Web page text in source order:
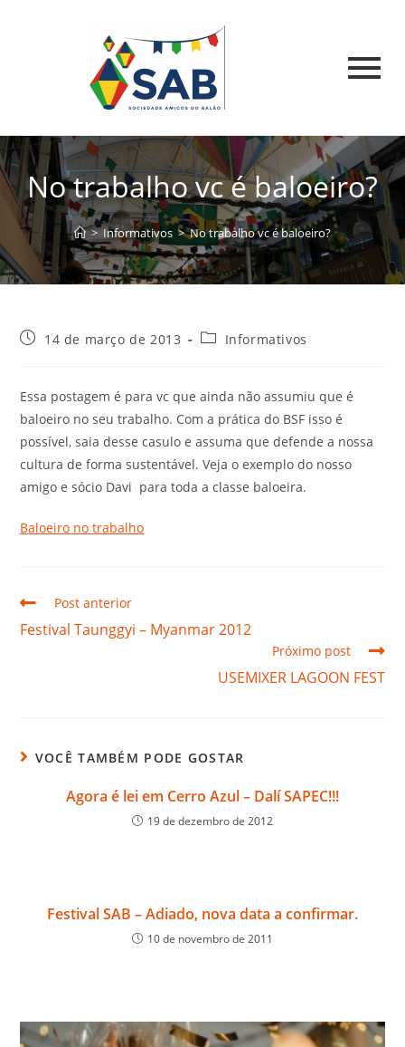
No trabalho vc é baloeiro?
> Informativos > No trabalho vc é baloeiro?
14 de março de 2013 Informativos
Essa postagem é para vc que ainda não assumiu que é
baloeiro no seu trabalho. Com a prática do BSF isso é
possível, saia desse casulo e assuma que defende a nossa
cultura de forma sustentável. Veja o exemplo do nosso
amigo e sócio Davi para toda a classe baloeira.
Baloeiro no trabalho
Post anterior
Festival Taunggyi – Myanmar 2012
Próximo post
USEMIXER LAGOON FEST
VOCÊ TAMBÉM PODE GOSTAR
Agora é lei em Cerro Azul – Dalí SAPEC!!!
19 de dezembro de 2012
Festival SAB – Adiado, nova data a confirmar.
10 de novembro de 2011